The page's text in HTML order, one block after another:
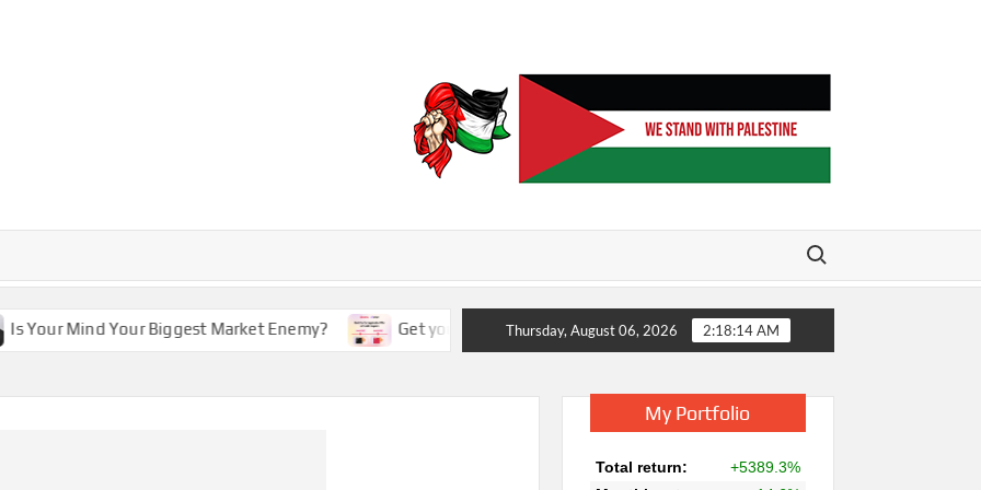
Search for:
Mind Your Biggest Market Enemy? Get your RedotPay virtual card 50% OFF FX2 Funding Giveaway Winner
Thursday, August 06, 2026 2:18:14 AM
My Portfolio